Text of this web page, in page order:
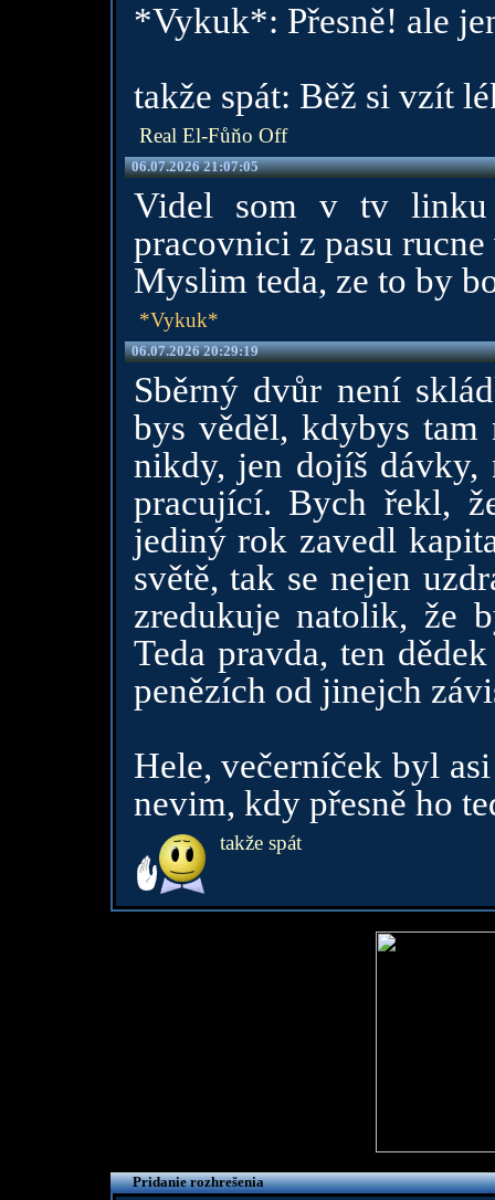
*Vykuk*: Přesně! ale
takže spát: Běž si vzít
Real El-Fůňo Off
06.07.2026 21:07:05
Videl som v tv linku
pracovnici z pasu
Myslim teda, ze to by
*Vykuk*
06.07.2026 20:29:19
Sběrný dvůr není
bys věděl, kdybys
nikdy, jen dojíš dávky,
pracující. Bych řekl,
jediný rok zavedl
světě, tak se nejen
zredukuje natolik, že
Teda pravda, ten
penězích od jinejch
Hele, večerníček byl
nevim, kdy přesně ho
takže spát
Pridanie rozhrešenia